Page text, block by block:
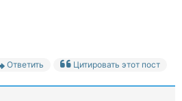
Ответить Цитировать этот пост